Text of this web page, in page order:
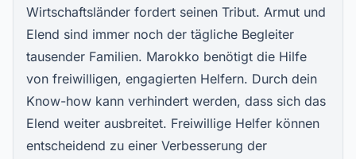
Wirtschaftsländer fordert seinen Tribut. Armut und
Elend sind immer noch der tägliche Begleiter
tausender Familien. Marokko benötigt die Hilfe
von freiwilligen, engagierten Helfern. Durch dein
Know-how kann verhindert werden, dass sich das
Elend weiter ausbreitet. Freiwillige Helfer können
entscheidend zu einer Verbesserung der